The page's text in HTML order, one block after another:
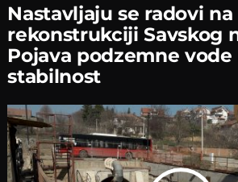
Nastavljaјu se radovi na
rekonstrukciјi Savskog
Poјava podzemne
stabilnost